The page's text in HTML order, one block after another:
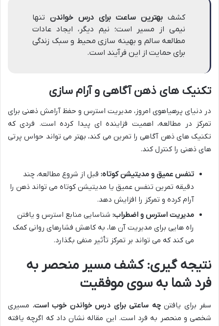
کشف بهترین ساعت برای درس خواندن تنها
نیمی از مسیر است؛ نیم دیگر، ایجاد عادات
مطالعه سالم و بهینه سازی محیط و سبک زندگی
برای حمایت از این فرآیند است.
تکنیک های ذهن آگاهی و آرام سازی
در دنیای پرهیاهوی امروز، مدیریت استرس و حفظ آرامش ذهنی برای
تمرکز در مطالعه، اهمیت فزاینده ای پیدا کرده است. فردی که
تکنیک های ذهن آگاهی را تمرین می کند، بهتر می تواند حواس پرتی
های ذهنی را کنترل کند.
تنفس عمیق و مدیتیشن کوتاه: قبل از شروع مطالعه، چند
دقیقه تمرین تنفس عمیق یا مدیتیشن کوتاه می تواند ذهن را
آرام کرده و تمرکز را افزایش دهد.
مدیریت استرس و اضطراب: شناسایی منابع استرس و یافتن
راه هایی برای مدیریت آن ها، به کاهش فشارهای روانی کمک
می کند که می تواند بر تمرکز تأثیر منفی بگذارد.
نتیجه گیری: کشف مسیر منحصر به
فرد شما به سوی موفقیت
سفر برای یافتنچه ساعتی برای درس خواندن خوب است، مسیری
شخصی و منحصر به فرد است. این مقاله نشان داد که اگرچه یافته